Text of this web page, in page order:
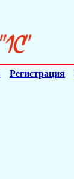
Регистрация